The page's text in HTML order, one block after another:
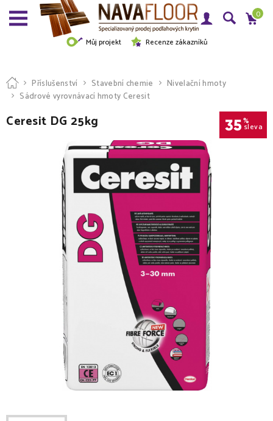
Můj projekt Recenze zákazníků
0
Příslušenství Stavební chemie
Nivelační hmoty
Sádrové vyrovnávací hmoty Ceresit
Ceresit DG 25kg 35 %
sleva